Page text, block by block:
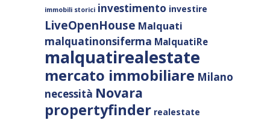
immobili storici investimento investire
LiveOpenHouse Malquati
malquatinonsiferma MalquatiRe
malquatirealestate
mercato immobiliare Milano
necessità Novara
propertyfinder realestate